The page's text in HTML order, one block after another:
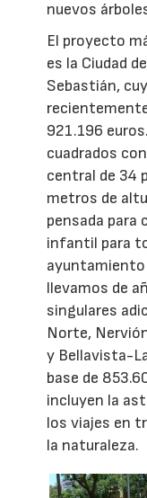
nuevos
El proyecto
es la Ciudad
Sebastián,
921.196
cuadrados
central de 34
metros de
pensada para
infantil para
llevamos de
singulares
Norte,
y Bellavista-
base de
incluyen la
los viajes en
la naturaleza.